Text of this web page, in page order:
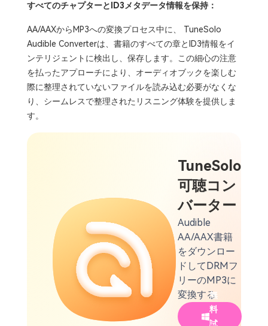
すべてのチャプターとID3メタデータ情報を保持：
AA/AAXからMP3への変換プロセス中に、 TuneSolo
Audible Converterは、書籍のすべての章とID3情報をイ
ンテリジェントに検出し、保存します。この細心の注意
を払ったアプローチにより、オーディオブックを楽しむ
際に整理されていないファイルを読み込む必要がなくな
り、シームレスで整理されたリスニング体験を提供しま
す。
TuneSolo
可聴コン
バーター
Audible
AA/AAX書籍
をダウンロー
ドしてDRMフ
リーのMP3に
変換する
無
料
試